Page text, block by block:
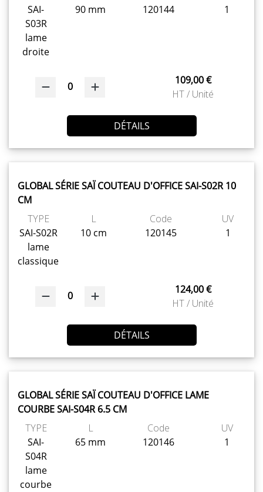
SAI-
S03R
lame
droite
90 mm
120144
1
0
109,00 €
HT / Unité
DÉTAILS
GLOBAL SÉRIE SAÏ COUTEAU D'OFFICE SAI-S02R 10
CM
TYPE
SAI-S02R
lame
classique
L
10 cm
Code
120145
UV
1
0
124,00 €
HT / Unité
DÉTAILS
GLOBAL SÉRIE SAÏ COUTEAU D'OFFICE LAME
COURBE SAI-S04R 6.5 CM
TYPE
SAI-
S04R
lame
courbe
L
65 mm
Code
120146
UV
1